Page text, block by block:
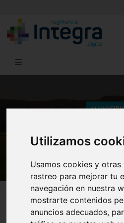
Utilizamos
Usamos cookies y otras
rastreo para mejorar tu
navegación en nuestra
mostrarte contenidos
anuncios adecuados,
Historia de
Águilas Historia